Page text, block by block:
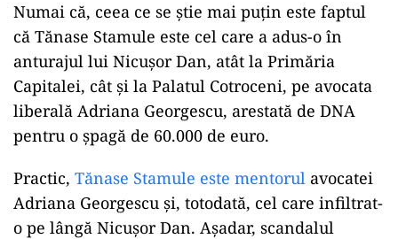
Numai că, ceea ce se știe mai puțin este faptul
că Tănase Stamule este cel care a adus-o în
anturajul lui Nicușor Dan, atât la Primăria
Capitalei, cât și la Palatul Cotroceni, pe avocata
liberală Adriana Georgescu, arestată de DNA
pentru o șpagă de 60.000 de euro.
Practic, Tănase Stamule este mentorul avocatei
Adriana Georgescu și, totodată, cel care infiltrat-
o pe lângă Nicușor Dan. Așadar, scandalul